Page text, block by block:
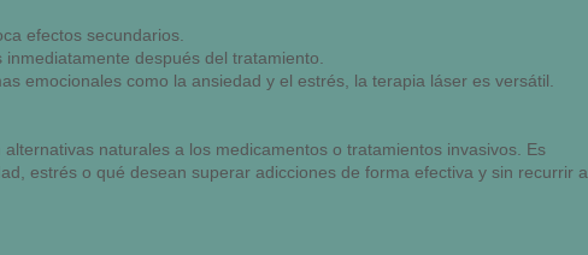
efectos secundarios.
después del tratamiento.
emocionales como la ansiedad y el estrés, la terapia láser es versátil.
naturales a los medicamentos o tratamientos invasivos. Es
estrés o qué desean superar adicciones de forma efectiva y sin recurrir a